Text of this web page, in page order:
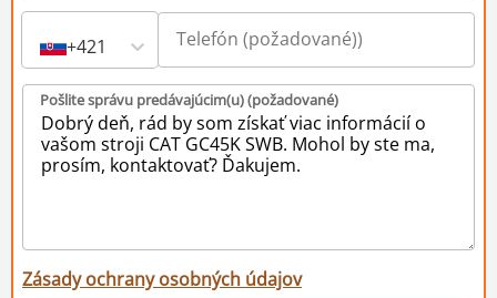
+421
Pošlite správu predávajúcim(u) (požadované)
Zásady ochrany osobných údajov